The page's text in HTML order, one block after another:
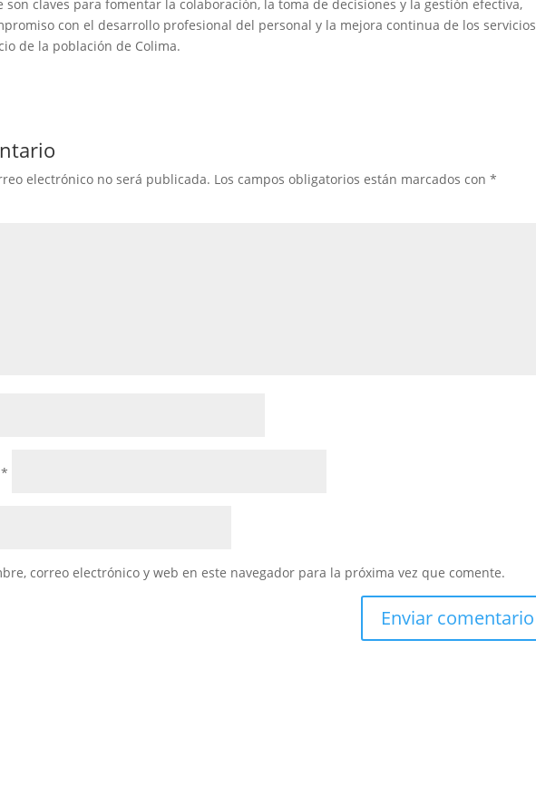
claves para fomentar la colaboración, la toma de decisiones y la gestión efectiva,
con el desarrollo profesional del personal y la mejora continua de los servicios
de la población de Colima.
electrónico no será publicada. Los campos obligatorios están marcados con*
*
correo electrónico y web en este navegador para la próxima vez que comente.